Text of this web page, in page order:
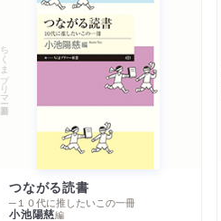
ちくまプリマー新書
つながる読書
─１０代に推したいこの一冊
小池陽慈編